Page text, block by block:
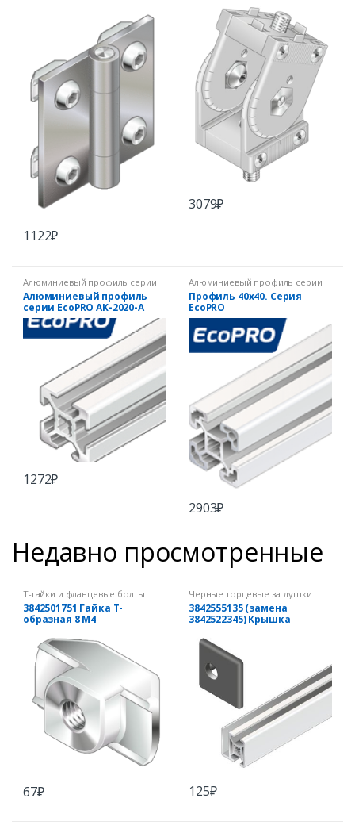
1122₽
3079₽
Алюминиевый профиль серии
EcoPRO
Алюминиевый профиль
серии EcoPRO AK-2020-A
1272₽
Алюминиевый профиль серии
EcoPRO
Профиль 40х40. Серия
EcoPRO
2903₽
Недавно просмотренные
Т-гайки и фланцевые болты
3842501751 Гайка Т-
образная 8 М4
67₽
Черные торцевые заглушки
3842555135 (замена
3842522345) Крышка
черная
125₽